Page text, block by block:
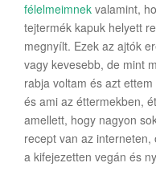
félelmeimnek valamint,
tejtermék kapuk helyett
megnyílt. Ezek az ajtók
vagy kevesebb, de mint
rabja voltam és azt
és ami az éttermekben,
amellett, hogy nagyon
recept van az
a kifejezetten vegán és